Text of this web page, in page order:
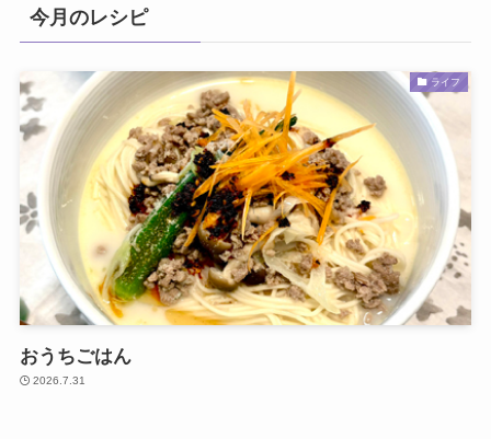
今月のレシピ
ライフ
おうちごはん
2026.7.31